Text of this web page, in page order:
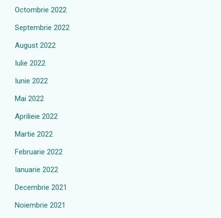
Octombrie 2022
Septembrie 2022
August 2022
Iulie 2022
Iunie 2022
Mai 2022
Aprilieie 2022
Martie 2022
Februarie 2022
Ianuarie 2022
Decembrie 2021
Noiembrie 2021